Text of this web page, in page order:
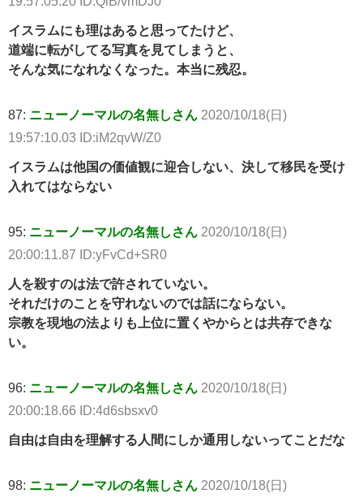
イスラムにも理はあると思ってたけど、
道端に転がしてる写真を見てしまうと、
そんな気になれなくなった。本当に残忍。
87: ニューノーマルの名無しさん 2020/10/18(日)
19:57:10.03 ID:iM2qvW/Z0
イスラムは他国の価値観に迎合しない、決して移民を受け
入れてはならない
95: ニューノーマルの名無しさん 2020/10/18(日)
20:00:11.87 ID:yFvCd+SR0
人を殺すのは法で許されていない。
それだけのことを守れないのでは話にならない。
宗教を現地の法よりも上位に置くやからとは共存できな
い。
96: ニューノーマルの名無しさん 2020/10/18(日)
20:00:18.66 ID:4d6sbsxv0
自由は自由を理解する人間にしか通用しないってことだな
98: ニューノーマルの名無しさん 2020/10/18(日)